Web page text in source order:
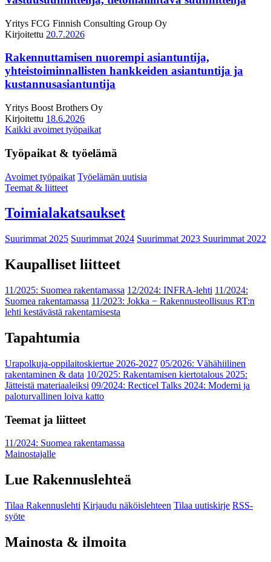
Yritys FCG Finnish Consulting Group Oy
Kirjoitettu 20.7.2026
Rakennuttamisen nuorempi asiantuntija,
yhteistoiminnallisten hankkeiden asiantuntija ja
kustannusasiantuntija
Yritys Boost Brothers Oy
Kirjoitettu 18.6.2026
Kaikki avoimet työpaikat
Työpaikat & työelämä
Avoimet työpaikat Työelämän uutisia
Teemat & liitteet
Toimialakatsaukset
Suurimmat 2025 Suurimmat 2024 Suurimmat 2023 Suurimmat 2022
Kaupalliset liitteet
11/2025: Suomea rakentamassa 12/2024: INFRA-lehti 11/2024:
Suomea rakentamassa 11/2023: Jokka − Rakennusteollisuus RT:n
lehti kestävästä rakentamisesta
Tapahtumia
Urapolkuja-oppilaitoskiertue 2026-2027 05/2026: Vähähiilinen
rakentaminen & data 10/2025: Rakentamisen kiertotalous 2025:
Jätteistä materiaaleiksi 09/2024: Recticel Talks 2024: Moderni ja
paloturvallinen loiva katto
Teemat ja liitteet
11/2024: Suomea rakentamassa
Mainostajalle
Lue Rakennuslehteä
Tilaa Rakennuslehti Kirjaudu näköislehteen Tilaa uutiskirje RSS-
syöte
Mainosta & ilmoita